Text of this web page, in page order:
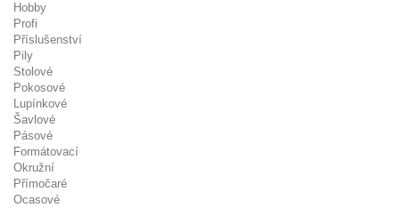
Hobby
Profi
Příslušenství
Pily
Stolové
Pokosové
Lupínkové
Šavlové
Pásové
Formátovací
Okružní
Přímočaré
Ocasové